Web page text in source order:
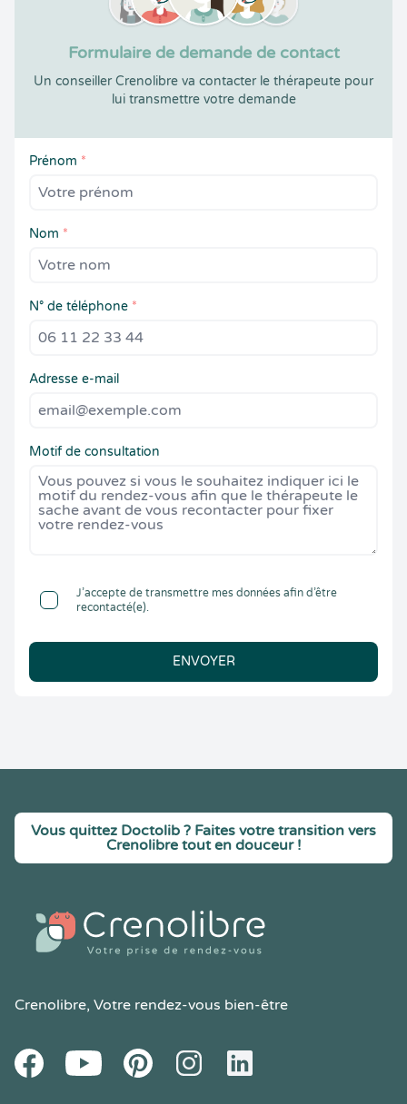
Formulaire de demande de contact
Un conseiller Crenolibre va contacter le thérapeute pour
lui transmettre votre demande
Prénom *
Nom *
N° de téléphone *
Adresse e-mail
Motif de consultation
J’accepte de transmettre mes données afin d’être
recontacté(e).
ENVOYER
Vous quittez Doctolib ? Faites votre transition vers
Crenolibre tout en douceur !
Crenolibre, Votre rendez-vous bien-être
FacebookYoutube PinteresetInstagramLinkedIn